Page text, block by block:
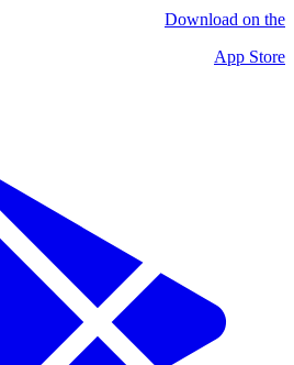
Download on the
App Store